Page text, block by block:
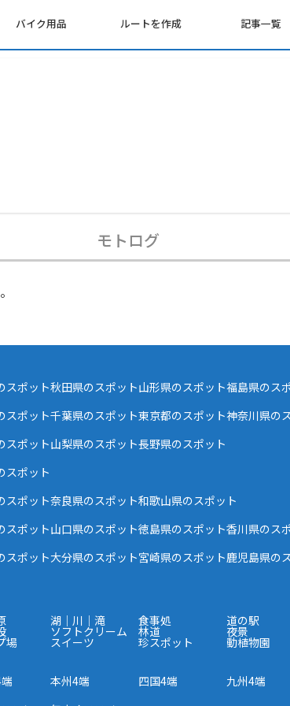
バイク用品 ルートを作成 記事一覧
モトログ
スポット秋田県のスポット山形県のスポット福島県のス
スポット千葉県のスポット東京都のスポット神奈川県の
スポット山梨県のスポット長野県のスポット
スポット
スポット奈良県のスポット和歌山県のスポット
スポット山口県のスポット徳島県のスポット香川県のス
スポット大分県のスポット宮崎県のスポット鹿児島県の
湖｜川｜滝 食事処 道の駅
ソフトクリーム 林道 夜景
場 スイーツ 珍スポット 動植物園
本州4端 四国4端 九州4端